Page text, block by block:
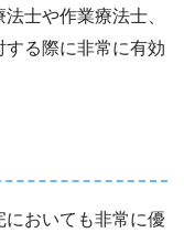
士や作業療法士、
する際に非常に有効
においても非常に優